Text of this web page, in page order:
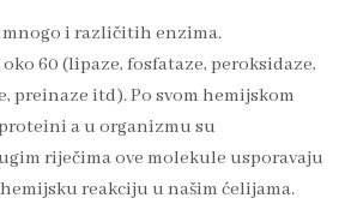
i različitih enzima.
60 (lipaze, fosfataze, peroksidaze,
preinaze itd). Po svom hemijskom
a u organizmu su
riječima ove molekule usporavaju
reakciju u našim ćelijama.